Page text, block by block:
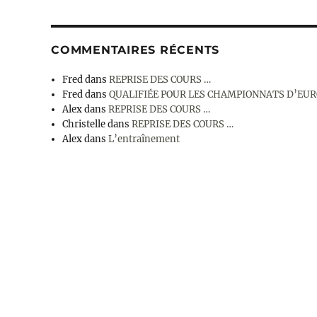
COMMENTAIRES RÉCENTS
FreddansREPRISE DES COURS …
FreddansQUALIFIÉE POUR LES CHAMPIONNATS
AlexdansREPRISE DES COURS …
ChristelledansREPRISE DES COURS …
AlexdansL’entraînement